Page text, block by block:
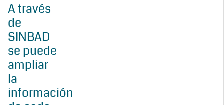
A través
de
SINBAD
se puede
ampliar
la
información